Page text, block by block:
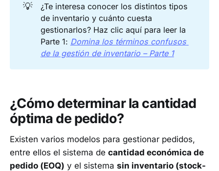
💡
¿Te interesa conocer los distintos tipos
de inventario y cuánto cuesta
gestionarlos? Haz clic aquí para leer la
Parte 1: Domina los términos confusos
de la gestión de inventario – Parte 1
¿Cómo determinar la cantidad
óptima de pedido?
Existen varios modelos para gestionar pedidos,
entre ellos el sistema de cantidad económica de
pedido (EOQ) y el sistema sin inventario (stock-